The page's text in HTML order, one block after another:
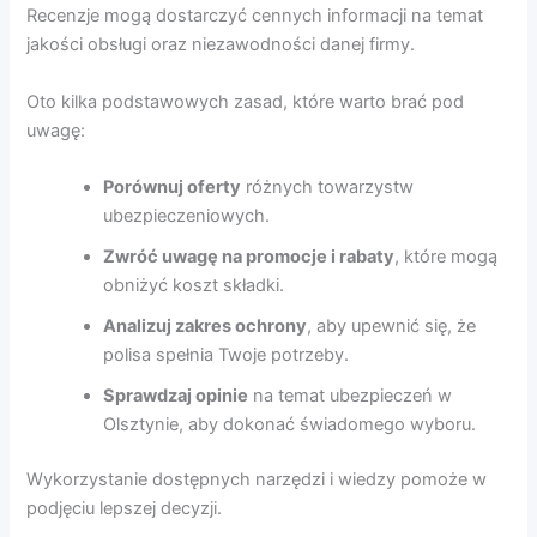
Recenzje mogą dostarczyć cennych informacji na temat
jakości obsługi oraz niezawodności danej firmy.
Oto kilka podstawowych zasad, które warto brać pod
uwagę:
Porównuj oferty różnych towarzystw
ubezpieczeniowych.
Zwróć uwagę na promocje i rabaty, które mogą
obniżyć koszt składki.
Analizuj zakres ochrony, aby upewnić się, że
polisa spełnia Twoje potrzeby.
Sprawdzaj opinie na temat ubezpieczeń w
Olsztynie, aby dokonać świadomego wyboru.
Wykorzystanie dostępnych narzędzi i wiedzy pomoże w
podjęciu lepszej decyzji.